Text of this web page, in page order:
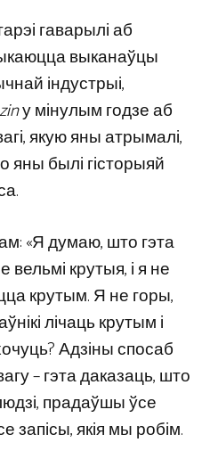
гаварылі аб
выканаўцы
індустрыі,
у мінулым годзе аб
якую яны атрымалі,
яны былі гісторыяй
«Я думаю, што гэта
крутыя, і я не
крутым. Я не горы,
лічаць крутым і
Адзіны спосаб
– гэта даказаць, што
прадаўшы ўсе
запісы, якія мы робім.